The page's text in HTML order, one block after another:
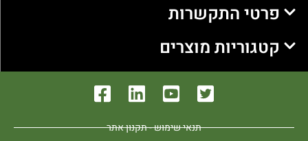
פרטי התקשרות
קטגוריות מוצרים
תנאי שימוש - תקנון אתר